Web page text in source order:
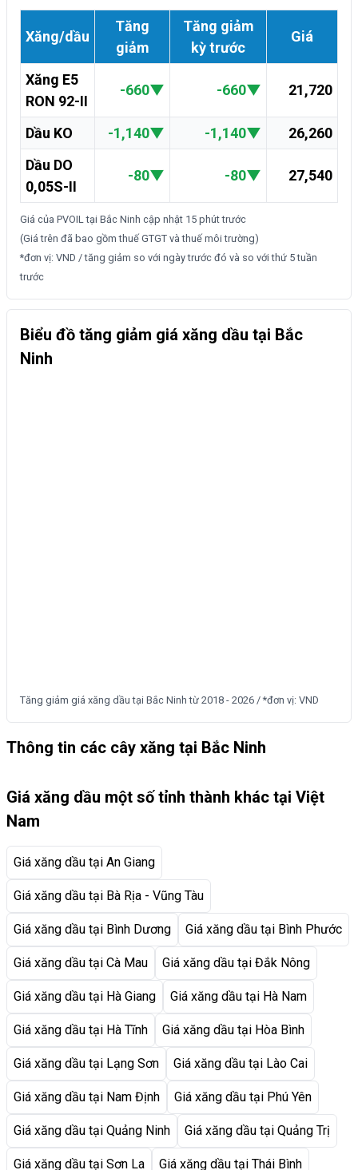
Xăng/dầu
Tăng
giảm
Tăng giảm
kỳ trước
Giá
Xăng E5
RON 92-II
-660▼ -660▼ 21,720
Dầu KO -1,140▼ -1,140▼
26,260
Dầu DO
0,05S-II
-80▼ -80▼ 27,540
Giá của PVOIL tại Bắc Ninh cập nhật 15 phút trước
(Giá trên đã bao gồm thuế GTGT và thuế môi trường)
*đơn vị: VND / tăng giảm so với ngày trước đó và so với thứ 5 tuần
trước
Biểu đồ tăng giảm giá xăng dầu tại Bắc
Ninh
Tăng giảm giá xăng dầu tại Bắc Ninh từ 2018 - 2026 / *đơn vị: VND
Thông tin các cây xăng tại Bắc Ninh
Giá xăng dầu một số tỉnh thành khác tại Việt
Nam
Giá xăng dầu tại An Giang
Giá xăng dầu tại Bà Rịa - Vũng Tàu
Giá xăng dầu tại Bình Dương Giá xăng dầu tại Bình Phước
Giá xăng dầu tại Cà Mau Giá xăng dầu tại Đắk Nông
Giá xăng dầu tại Hà Giang Giá xăng dầu tại Hà Nam
Giá xăng dầu tại Hà Tĩnh Giá xăng dầu tại Hòa Bình
Giá xăng dầu tại Lạng Sơn Giá xăng dầu tại Lào Cai
Giá xăng dầu tại Nam Định Giá xăng dầu tại Phú Yên
Giá xăng dầu tại Quảng Ninh Giá xăng dầu tại Quảng Trị
Giá xăng dầu tại Sơn La Giá xăng dầu tại Thái Bình